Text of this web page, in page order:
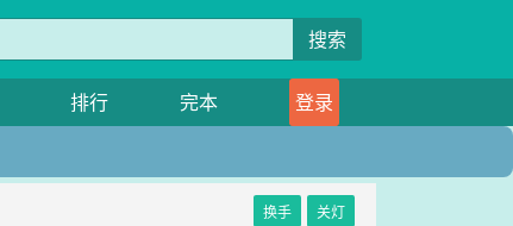
搜索
排行 完本
登录
换手 关灯